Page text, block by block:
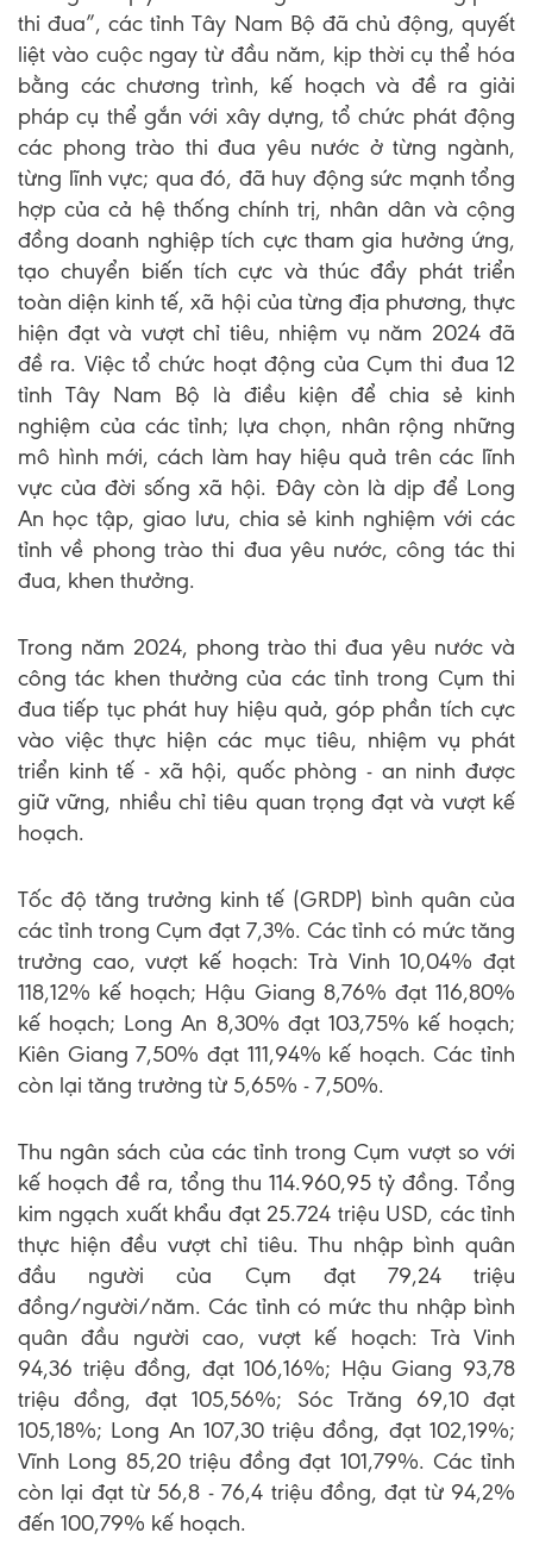
thi đua”, các tỉnh Tây Nam Bộ đã chủ động, quyết
liệt vào cuộc ngay từ đầu năm, kịp thời cụ thể hóa
bằng các chương trình, kế hoạch và đề ra giải
pháp cụ thể gắn với xây dựng, tổ chức phát động
các phong trào thi đua yêu nước ở từng ngành,
từng lĩnh vực; qua đó, đã huy động sức mạnh tổng
hợp của cả hệ thống chính trị, nhân dân và cộng
đồng doanh nghiệp tích cực tham gia hưởng ứng,
tạo chuyển biến tích cực và thúc đẩy phát triển
toàn diện kinh tế, xã hội của từng địa phương, thực
hiện đạt và vượt chỉ tiêu, nhiệm vụ năm 2024 đã
đề ra. Việc tổ chức hoạt động của Cụm thi đua 12
tỉnh Tây Nam Bộ là điều kiện để chia sẻ kinh
nghiệm của các tỉnh; lựa chọn, nhân rộng những
mô hình mới, cách làm hay hiệu quả trên các lĩnh
vực của đời sống xã hội. Đây còn là dịp để Long
An học tập, giao lưu, chia sẻ kinh nghiệm với các
tỉnh về phong trào thi đua yêu nước, công tác thi
đua, khen thưởng.
Trong năm 2024, phong trào thi đua yêu nước và
công tác khen thưởng của các tỉnh trong Cụm thi
đua tiếp tục phát huy hiệu quả, góp phần tích cực
vào việc thực hiện các mục tiêu, nhiệm vụ phát
triển kinh tế - xã hội, quốc phòng - an ninh được
giữ vững, nhiều chỉ tiêu quan trọng đạt và vượt kế
hoạch.
Tốc độ tăng trưởng kinh tế (GRDP) bình quân của
các tỉnh trong Cụm đạt 7,3%. Các tỉnh có mức tăng
trưởng cao, vượt kế hoạch: Trà Vinh 10,04% đạt
118,12% kế hoạch; Hậu Giang 8,76% đạt 116,80%
kế hoạch; Long An 8,30% đạt 103,75% kế hoạch;
Kiên Giang 7,50% đạt 111,94% kế hoạch. Các tỉnh
còn lại tăng trưởng từ 5,65% - 7,50%.
Thu ngân sách của các tỉnh trong Cụm vượt so với
kế hoạch đề ra, tổng thu 114.960,95 tỷ đồng. Tổng
kim ngạch xuất khẩu đạt 25.724 triệu USD, các tỉnh
thực hiện đều vượt chỉ tiêu. Thu nhập bình quân
đầu người của Cụm đạt 79,24 triệu
đồng/người/năm. Các tỉnh có mức thu nhập bình
quân đầu người cao, vượt kế hoạch: Trà Vinh
94,36 triệu đồng, đạt 106,16%; Hậu Giang 93,78
triệu đồng, đạt 105,56%; Sóc Trăng 69,10 đạt
105,18%; Long An 107,30 triệu đồng, đạt 102,19%;
Vĩnh Long 85,20 triệu đồng đạt 101,79%. Các tỉnh
còn lại đạt từ 56,8 - 76,4 triệu đồng, đạt từ 94,2%
đến 100,79% kế hoạch.